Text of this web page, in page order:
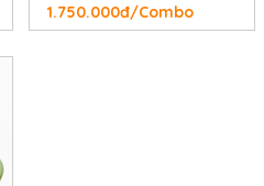
1.750.000đ/Combo